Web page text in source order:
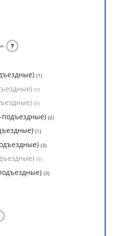
?
(1)
(0)
(0)
(2)
(1)
(3)
(0)
(3)